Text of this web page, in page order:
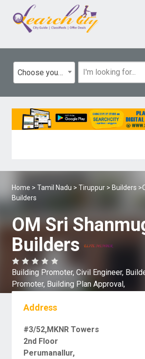
Choose your category
Home > Tamil Nadu > Tiruppur > Builders
Builders
OM Sri
Builders
Building Promoter, Civil Engineer,
Promoter, Building Plan Approval,
Address
#3/52,MKNR Towers
2nd Floor
Perumanallur,